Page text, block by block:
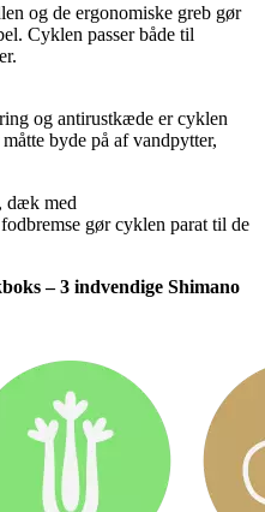
og de ergonomiske greb gør
Cyklen passer både til
og antirustkæde er cyklen
byde på af vandpytter,
dæk med
gør cyklen parat til de
– 3 indvendige Shimano